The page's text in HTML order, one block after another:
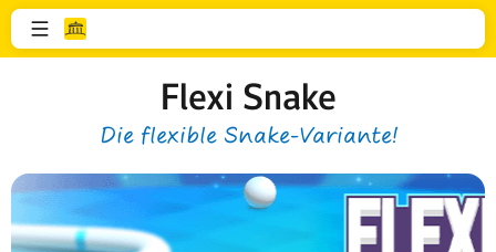
Flexi Snake
Die flexible Snake-Variante!